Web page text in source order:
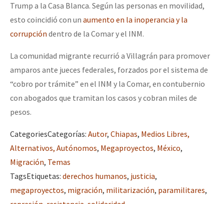
Trump a la Casa Blanca. Según las personas en movilidad,
esto coincidió con un aumento en la inoperancia y la
corrupción dentro de la Comar y el INM.
La comunidad migrante recurrió a Villagrán para promover
amparos ante jueces federales, forzados por el sistema de
“cobro por trámite” en el INM y la Comar, en contubernio
con abogados que tramitan los casos y cobran miles de
pesos.
CategoriesCategorías: Autor, Chiapas, Medios Libres,
Alternativos, Autónomos, Megaproyectos, México,
Migración, Temas
TagsEtiquetas: derechos humanos, justicia,
megaproyectos, migración, militarización, paramilitares,